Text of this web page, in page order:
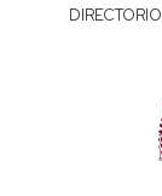
DIRECTORIO